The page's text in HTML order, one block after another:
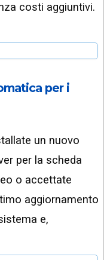
costi aggiuntivi.
per i
un nuovo
per la scheda
o accettate
aggiornamento
e,